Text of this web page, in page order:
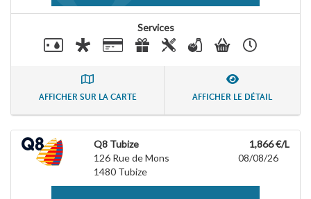
Services
AFFICHER SUR LA CARTE AFFICHER LE DÉTAIL
Q8 Tubize
126 Rue de Mons
1480 Tubize
1,866 €/L
08/08/26